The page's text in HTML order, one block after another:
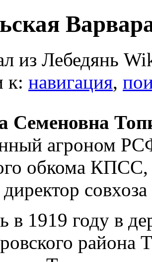
из Лебедянь
к: навигация,
Семеновна
агроном
обкома КПСС,
в 1919 году в
района